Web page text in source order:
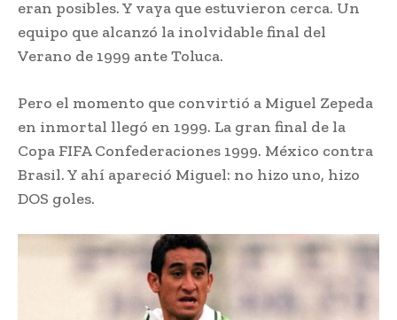
eran posibles. Y vaya que estuvieron cerca. Un
equipo que alcanzó la inolvidable final del
Verano de 1999 ante Toluca.
Pero el momento que convirtió a Miguel Zepeda
en inmortal llegó en 1999. La gran final de la
Copa FIFA Confederaciones 1999. México contra
Brasil. Y ahí apareció Miguel: no hizo uno, hizo
DOS goles.